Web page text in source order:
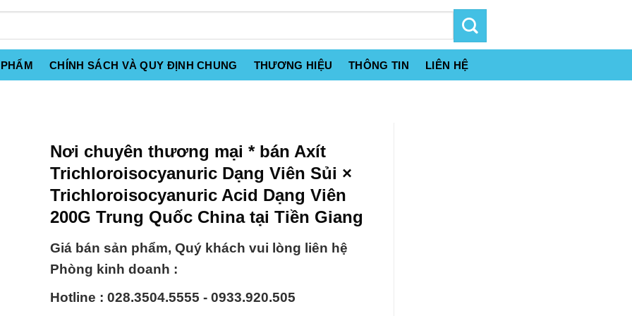
CHÍNH SÁCH VÀ QUY ĐỊNH CHUNG THƯƠNG HIỆU THÔNG TIN LIÊN HỆ
Nơi chuyên thương mại * bán Axít
Trichloroisocyanuric Dạng Viên Sủi ×
Trichloroisocyanuric Acid Dạng Viên
200G Trung Quốc China tại Tiền Giang
Giá bán sản phẩm, Quý khách vui lòng liên hệ
Phòng kinh doanh :
Hotline : 028.3504.5555 - 0933.920.505